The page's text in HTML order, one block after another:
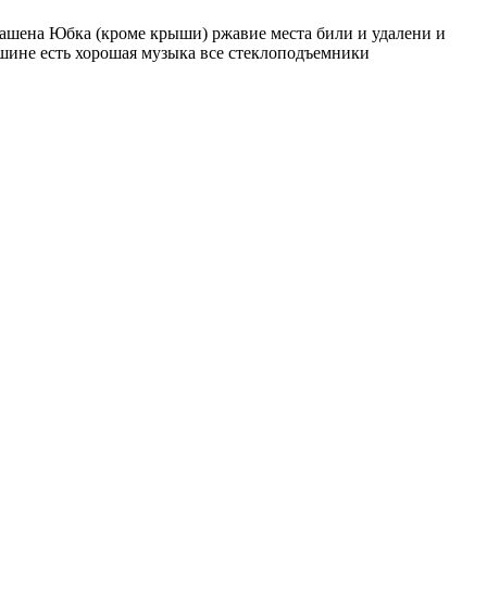
Юбка (кроме крыши) ржавие места били и удалени и
есть хорошая музыка все стеклоподъемники